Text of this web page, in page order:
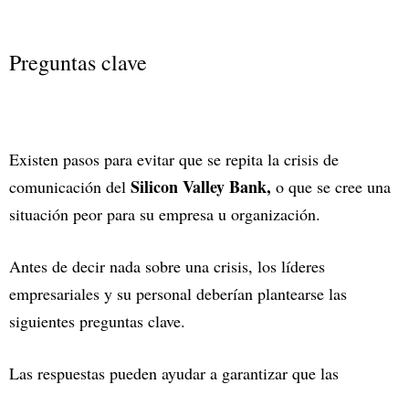
Preguntas clave
Existen pasos para evitar que se repita la crisis de
comunicación del Silicon Valley Bank, o que se cree una
situación peor para su empresa u organización.
Antes de decir nada sobre una crisis, los líderes
empresariales y su personal deberían plantearse las
siguientes preguntas clave.
Las respuestas pueden ayudar a garantizar que las